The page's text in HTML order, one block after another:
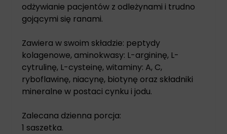
odżywianie pacjentów z odleżynami i trudno
gojącymi się ranami.
Zawiera w swoim składzie: peptydy
kolagenowe, aminokwasy: L-argininę, L-
cytrulinę, L-cysteinę, witaminy: A, C,
ryboflawinę, niacynę, biotynę oraz składniki
mineralne w postaci cynku i jodu.
Zalecana dzienna porcja:
1 saszetka.